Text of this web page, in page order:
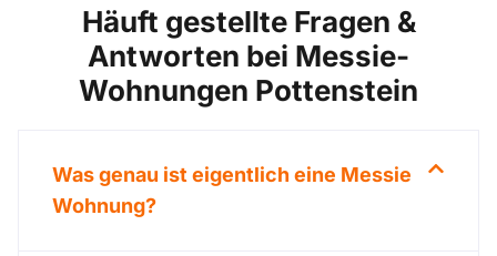
Häuft gestellte Fragen &
Antworten bei Messie-
Wohnungen Pottenstein
Was genau ist eigentlich eine Messie
Wohnung?